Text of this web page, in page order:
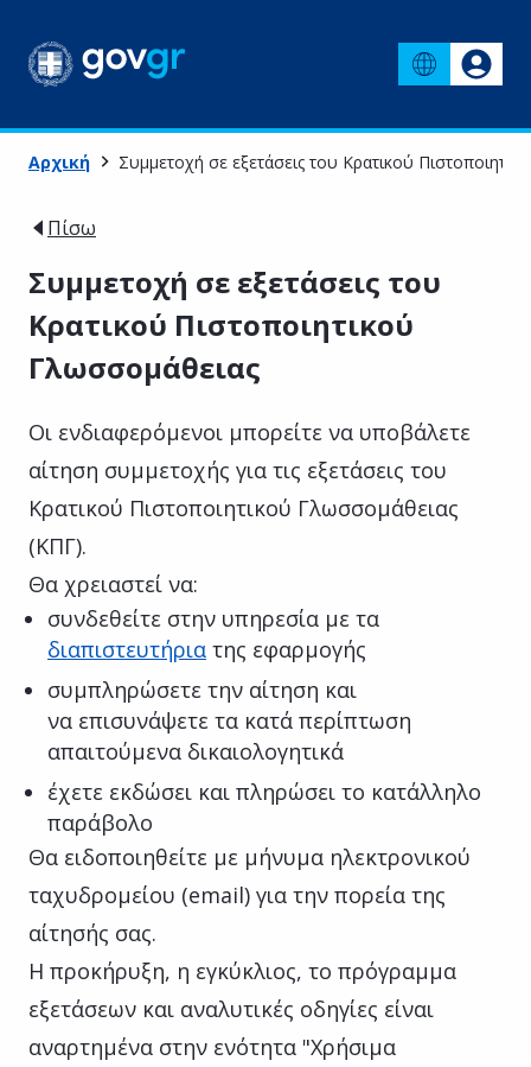
Αρχική Συμμετοχή σε εξετάσεις του Κρατικού
Πίσω
Συμμετοχή σε εξετάσεις του
Κρατικού Πιστοποιητικού
Γλωσσομάθειας
Οι ενδιαφερόμενοι μπορείτε να υποβάλετε
αίτηση συμμετοχής για τις εξετάσεις του
Κρατικού Πιστοποιητικού Γλωσσομάθειας
(ΚΠΓ).
Θα χρειαστεί να:
συνδεθείτε στην υπηρεσία με τα
διαπιστευτήρια της εφαρμογής
συμπληρώσετε την αίτηση και
να επισυνάψετε τα κατά περίπτωση
απαιτούμενα δικαιολογητικά
έχετε εκδώσει και πληρώσει το κατάλληλο
παράβολο
Θα ειδοποιηθείτε με μήνυμα ηλεκτρονικού
ταχυδρομείου (email) για την πορεία της
αίτησής σας.
Η προκήρυξη, η εγκύκλιος, το πρόγραμμα
εξετάσεων και αναλυτικές οδηγίες είναι
αναρτημένα στην ενότητα "Χρήσιμα